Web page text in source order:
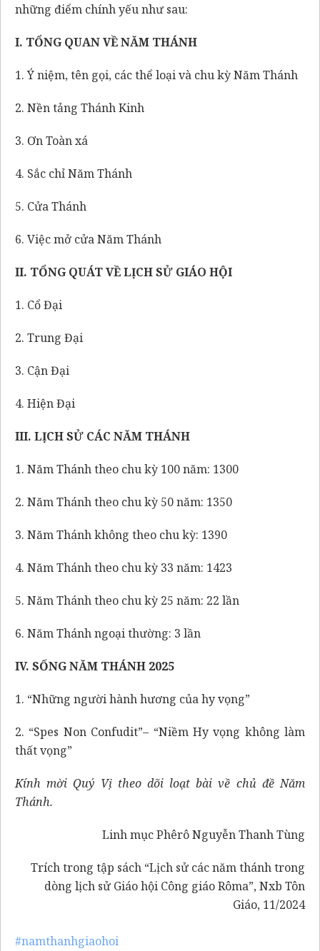
những điểm chính yếu như sau:
I. TỔNG QUAN VỀ NĂM THÁNH
1. Ý niệm, tên gọi, các thể loại và chu kỳ Năm Thánh
2. Nền tảng Thánh Kinh
3. Ơn Toàn xá
4. Sắc chỉ Năm Thánh
5. Cửa Thánh
6. Việc mở cửa Năm Thánh
II. TỔNG QUÁT VỀ LỊCH SỬ GIÁO HỘI
1. Cổ Đại
2. Trung Đại
3. Cận Đại
4. Hiện Đại
III. LỊCH SỬ CÁC NĂM THÁNH
1. Năm Thánh theo chu kỳ 100 năm: 1300
2. Năm Thánh theo chu kỳ 50 năm: 1350
3. Năm Thánh không theo chu kỳ: 1390
4. Năm Thánh theo chu kỳ 33 năm: 1423
5. Năm Thánh theo chu kỳ 25 năm: 22 lần
6. Năm Thánh ngoại thường: 3 lần
IV. SỐNG NĂM THÁNH 2025
1. “Những người hành hương của hy vọng”
2. “Spes Non Confudit”– “Niềm Hy vọng không làm
thất vọng”
Kính mời Quý Vị theo dõi loạt bài về chủ đề Năm
Thánh.
Linh mục Phêrô Nguyễn Thanh Tùng
Trích trong tập sách “Lịch sử các năm thánh trong
dòng lịch sử Giáo hội Công giáo Rôma”, Nxb Tôn
Giáo, 11/2024
#namthanhgiaohoi